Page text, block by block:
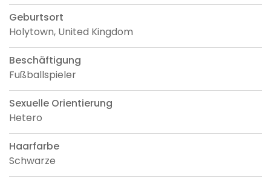
Geburtsort
Holytown, United Kingdom
Beschäftigung
Fußballspieler
Sexuelle Orientierung
Hetero
Haarfarbe
Schwarze